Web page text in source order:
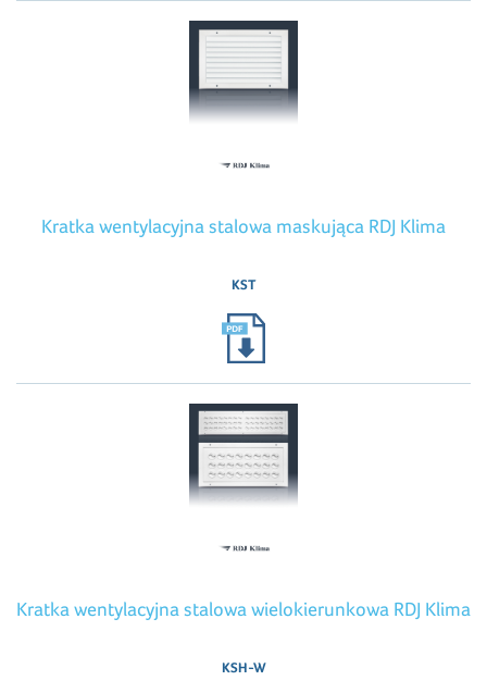
Kratka wentylacyjna stalowa maskująca RDJ Klima
KST
Kratka wentylacyjna stalowa wielokierunkowa RDJ Klima
KSH-W